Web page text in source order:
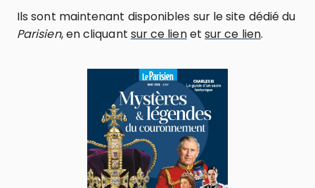
Ils sont maintenant disponibles sur le site dédié du
Parisien, en cliquantsur ce lienetsur ce lien.